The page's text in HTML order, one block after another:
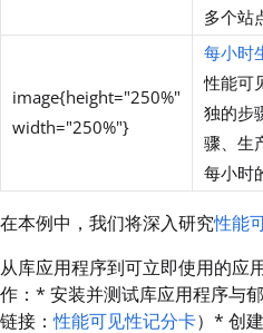
多个站
image{height="250%"
width="250%"}
每小时
性能可
独的步
骤、生
每小时
在本例中，我们将深入研究性能
从库应用程序到可立即使用的应
作：* 安装并测试库应用程序与
链接：性能可见性记分卡）* 创建